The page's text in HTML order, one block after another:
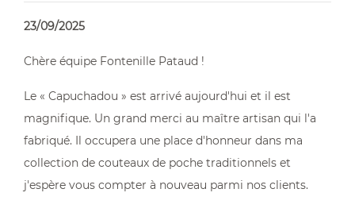
À partir de 235,00 €
23/09/2025
Chère équipe Fontenille Pataud !
Le « Capuchadou » est arrivé aujourd'hui et il est
magnifique. Un grand merci au maître artisan qui l'a
fabriqué. Il occupera une place d'honneur dans ma
collection de couteaux de poche traditionnels et
j'espère vous compter à nouveau parmi nos clients.